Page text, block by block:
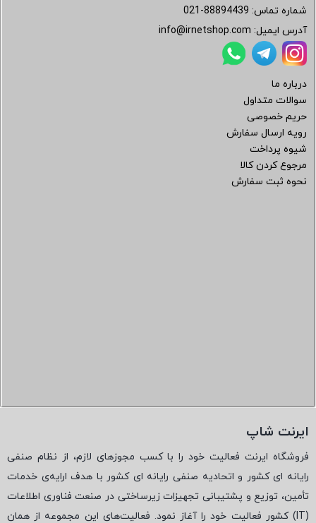
شماره تماس: 021-88894439
آدرس ایمیل: info@irnetshop.com
درباره ما
سوالات متداول
حریم خصوصی
رویه ارسال سفارش
شیوه پرداخت
مرجوع کردن کالا
نحوه ثبت سفارش
ایرنت شاپ
فروشگاه ایرنت فعالیت خود را با کسب مجوزهای لازم، از نظام صنفی
رایانه ای کشور و اتحادیه صنفی رایانه ای کشور با هدف ارایه‌ی خدمات
تأمین، توزیع و پشتیبانی تجهیزات زیرساختی در صنعت فناوری اطلاعات
(
IT) کشور فعالیت خود را آغاز نمود. فعالیت‌های این مجموعه از همان